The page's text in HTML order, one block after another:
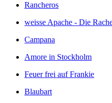
Rancheros
weisse Apache - Die
Campana
Amore in Stockholm
Feuer frei auf Frankie
Blaubart